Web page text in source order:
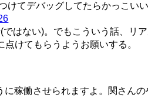
てデバッグしてたらかっこいい
はない)。でもこういう話、リア
けてもらうようお願いする。
稼働させられますよ。関さん